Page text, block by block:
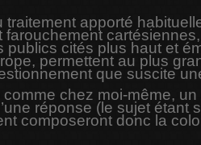
apporté
cités plus haut et
permettent au plus
que suscite
chez moi-même,
réponse (le sujet étant
composeront donc la